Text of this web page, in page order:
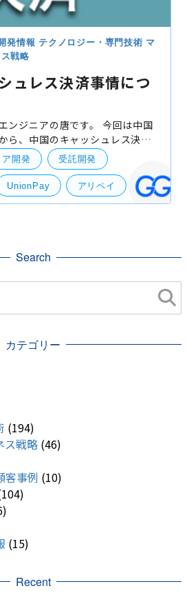
発情報 テクノロジー・専門技術 マ
戦略
ュレス決済事情につ
ンジニアの唐です。 今回は中国
ら、中国のキャッシュレス決済
ュレス決済と
や電子マネー、口座振替を利用
ア開発 受託開発
UnionPay アリペイ
Search
カテゴリー
(194)
ス戦略 (46)
客事例 (10)
(15)
Recent